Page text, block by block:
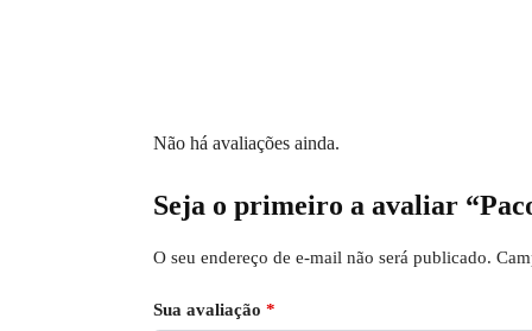
Não há avaliações ainda.
Seja o primeiro a avaliar
O seu endereço de e-mail não será publicado.
Sua avaliação *